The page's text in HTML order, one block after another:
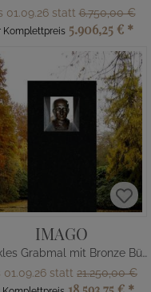
01.09.26 statt6.750,00 €
Komplettpreis 5.906,25 € *
IMAGO
Dunkles Grabmal mit Bronze Büste
01.09.26 statt 21.250,00 €